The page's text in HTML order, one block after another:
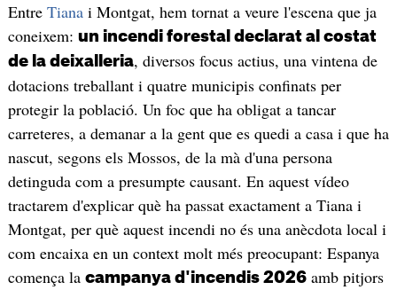
Entre Tianai Montgat, hem tornat a veure l'escena que ja
coneixem: un incendi forestal declarat al costat
de la deixalleria, diversos focus actius, una vintena de
dotacions treballant i quatre municipis confinats per
protegir la població. Un foc que ha obligat a tancar
carreteres, a demanar a la gent que es quedi a casa i que ha
nascut, segons els Mossos, de la mà d'una persona
detinguda com a presumpte causant. En aquest vídeo
tractarem d'explicar què ha passat exactament a Tiana i
Montgat, per què aquest incendi no és una anècdota local i
com encaixa en un context molt més preocupant: Espanya
comença la campanya d'incendis 2026amb pitjors